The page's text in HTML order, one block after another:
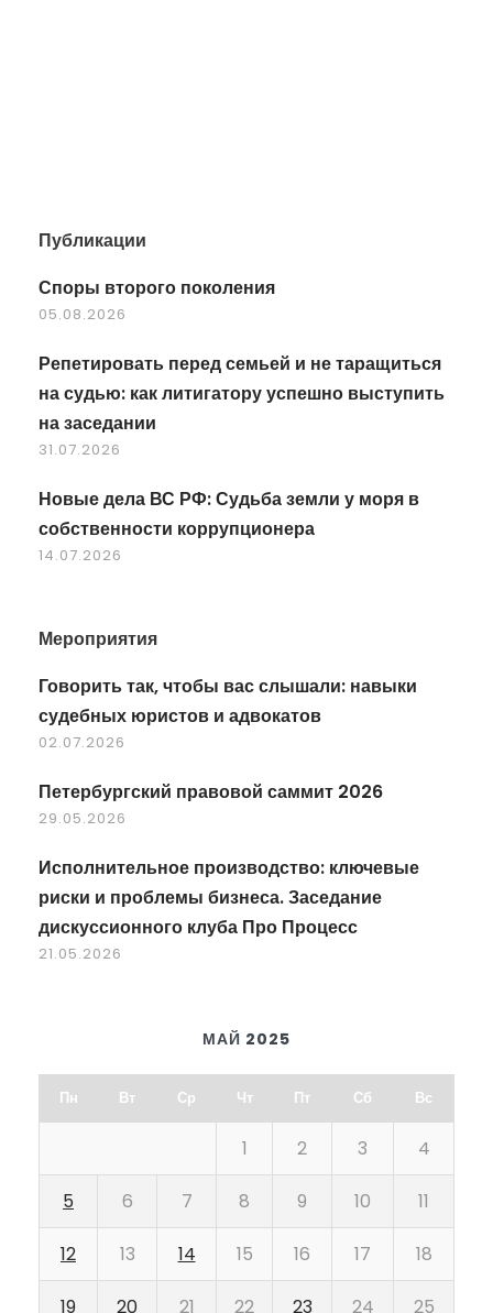
Публикации
Споры второго поколения
05.08.2026
Репетировать перед семьей и не таращиться
на судью: как литигатору успешно выступить
на заседании
31.07.2026
Новые дела ВС РФ: Судьба земли у моря в
собственности коррупционера
14.07.2026
Мероприятия
Говорить так, чтобы вас слышали: навыки
судебных юристов и адвокатов
02.07.2026
Петербургский правовой саммит 2026
29.05.2026
Исполнительное производство: ключевые
риски и проблемы бизнеса. Заседание
дискуссионного клуба Про Процесс
21.05.2026
МАЙ 2025
Пн Вт Ср Чт Пт Сб Вс
1 2 3 4
5 6 7 8 9 10 11
12 13 14 15 16 17 18
19 20 21 22 23 24 25